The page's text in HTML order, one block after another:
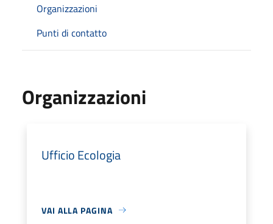
Organizzazioni
Punti di contatto
Organizzazioni
Ufficio Ecologia
VAI ALLA PAGINA